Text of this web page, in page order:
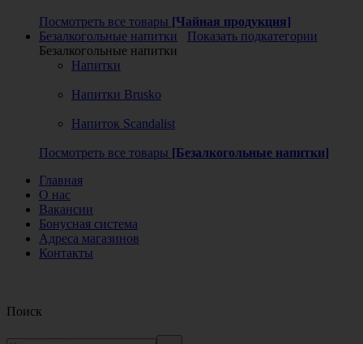
Посмотреть все товары [Чайная продукция]
Безалкогольные напитки
Показать подкатегории
Безалкогольные напитки
Напитки
Напитки Brusko
Напиток Scandalist
Посмотреть все товары [Безалкогольные напитки]
Главная
О нас
Вакансии
Бонусная система
Адреса магазинов
Контакты
Поиск